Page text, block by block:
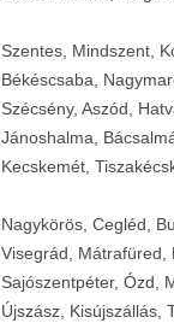
Szentes, Mindszent,
Békéscsaba,
Szécsény, Aszód,
Jánoshalma,
Kecskemét,
Nagykörös, Cegléd,
Visegrád, Mátrafüred,
Sajószentpéter, Ózd,
Újszász, Kisújszállás,